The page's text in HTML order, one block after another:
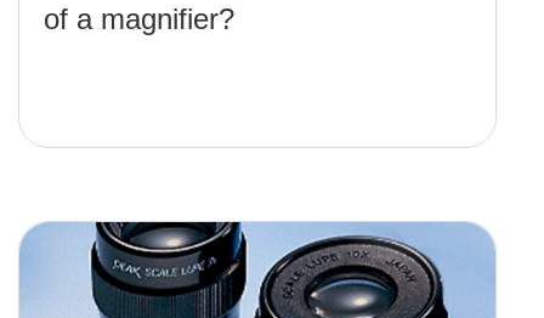
of a magnifier?